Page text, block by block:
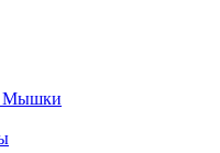
Мышки